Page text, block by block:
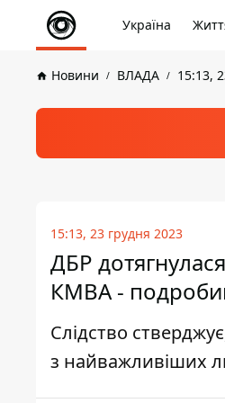
Україна
Новини ВЛАДА 15:13,
15:13, 23 грудня 2023
ДБР
КМВА -
Слідство
з найважливіших